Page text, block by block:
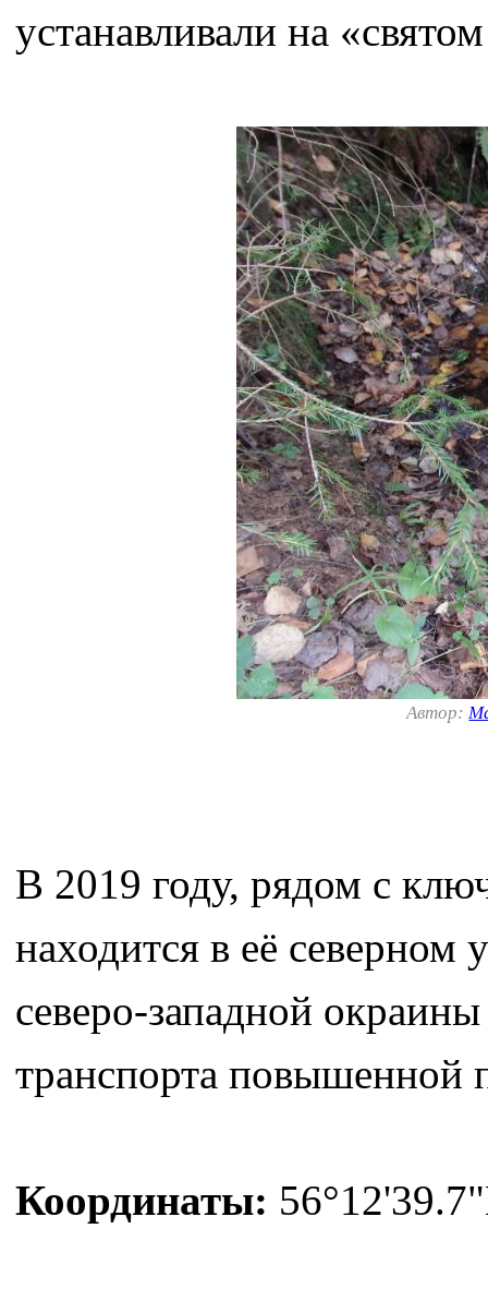
устанавливали на
Автор:
В 2019 году, рядом с
находится в её северном
северо-западной
транспорта повышенной
Координаты: